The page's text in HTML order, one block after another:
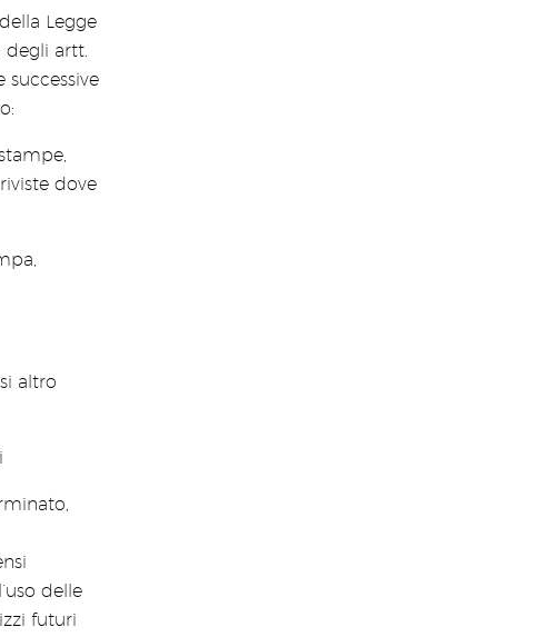
Legge
degli artt.
successive
dove
altro
delle
futuri